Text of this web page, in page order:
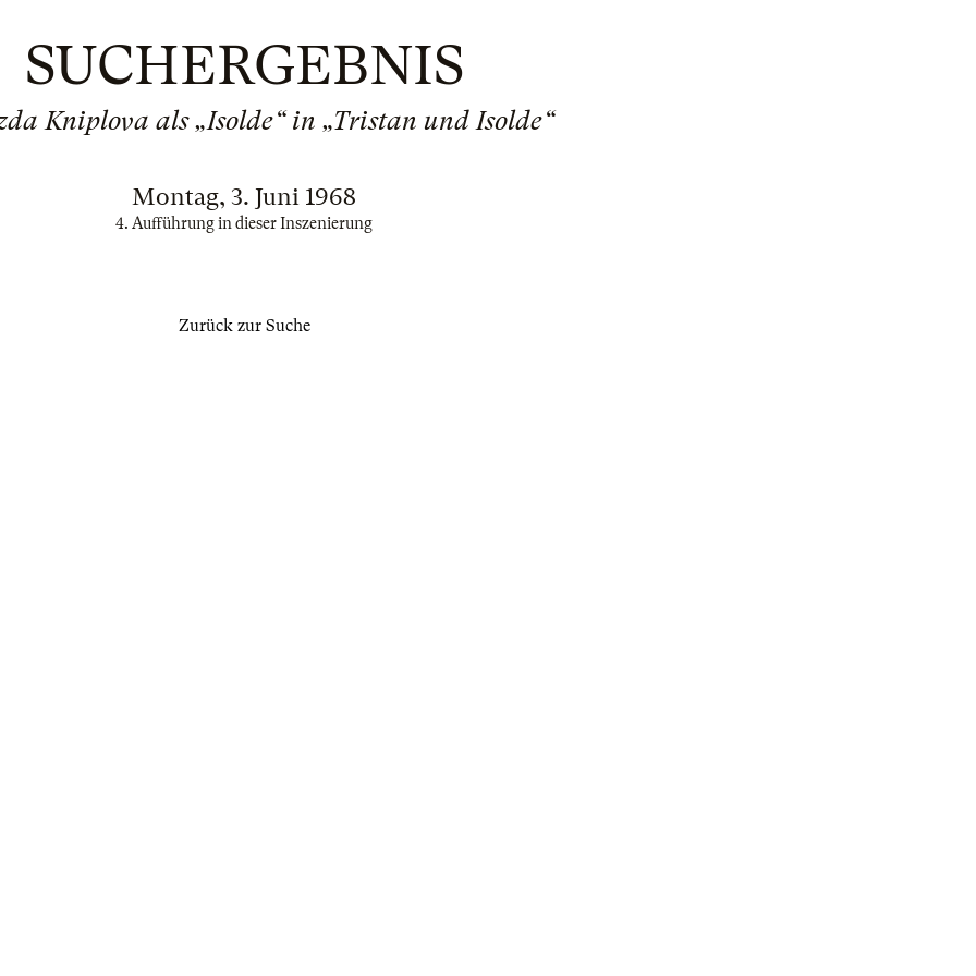
SUCHERGEBNIS
Kniplova als „Isolde“ in „Tristan und Isolde“
Montag, 3. Juni 1968
4. Aufführung in dieser Inszenierung
Zurück zur Suche